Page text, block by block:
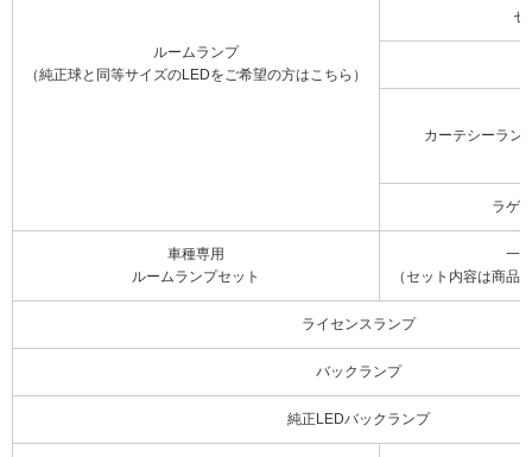
ルームランプ
（純正球と同等サイズのLEDをご希望の方はこちら）
セ
カーテシーラン
ラゲ
車種専用
ルームランプセット
一
（セット内容は商品
ライセンスランプ
バックランプ
純正LEDバックランプ